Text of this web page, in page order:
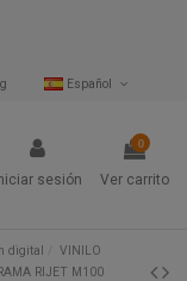
Español
sesión
0
Ver carrito
digital
VINILO
RIJET M100